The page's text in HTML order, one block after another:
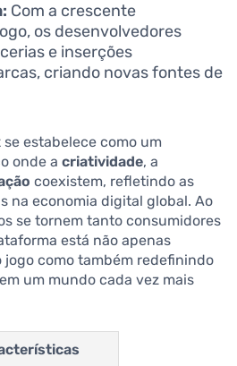
Com a crescente
os desenvolvedores
e inserções
criando novas fontes de
se estabelece como um
onde a criatividade, a
coexistem, refletindo as
na economia digital global. Ao
se tornem tanto consumidores
está não apenas
como também redefinindo
um mundo cada vez mais